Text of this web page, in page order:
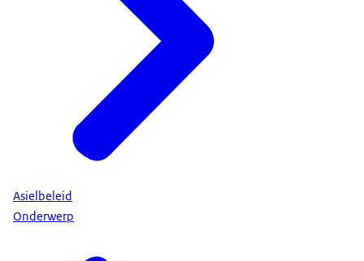
Asielbeleid
Onderwerp